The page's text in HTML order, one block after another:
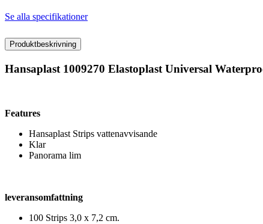
Se alla specifikationer
Produktbeskrivning
Hansaplast 1009270 Elastoplast Universal
Features
Hansaplast Strips vattenavvisande
Klar
Panorama lim
leveransomfattning
100 Strips 3,0 x 7,2 cm.